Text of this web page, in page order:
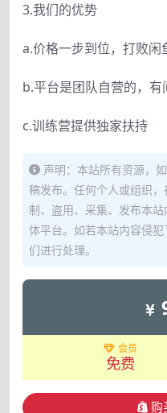
3.我们的优势
a.价格一步到位，打败闲
b.平台是团队自营的，
c.训练营提供独家扶持
声明：本站所有资源，
稿发布。任何个人或组织
制、盗用、采集、发布本
体平台。如若本站内容侵
们进行处理。
会员
免费
购